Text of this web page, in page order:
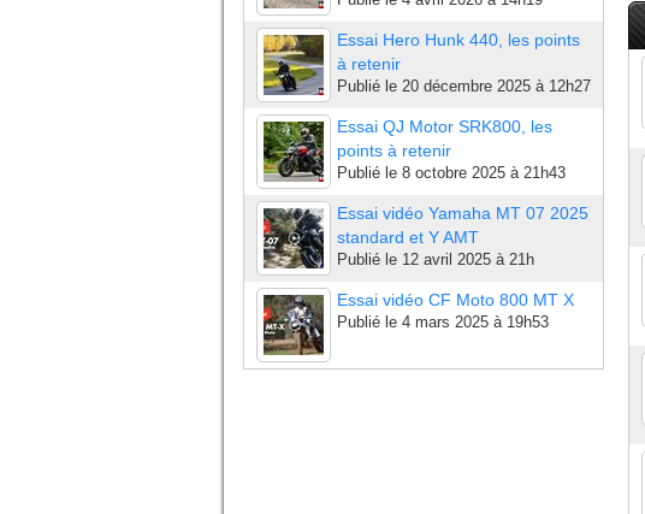
Essai Hero Hunk 440, les points
à retenir
Publié le 20 décembre 2025 à 12h27
Essai QJ Motor SRK800, les
points à retenir
Publié le 8 octobre 2025 à 21h43
Essai vidéo Yamaha MT 07 2025
standard et Y AMT
Publié le 12 avril 2025 à 21h
Essai vidéo CF Moto 800 MT X
Publié le 4 mars 2025 à 19h53